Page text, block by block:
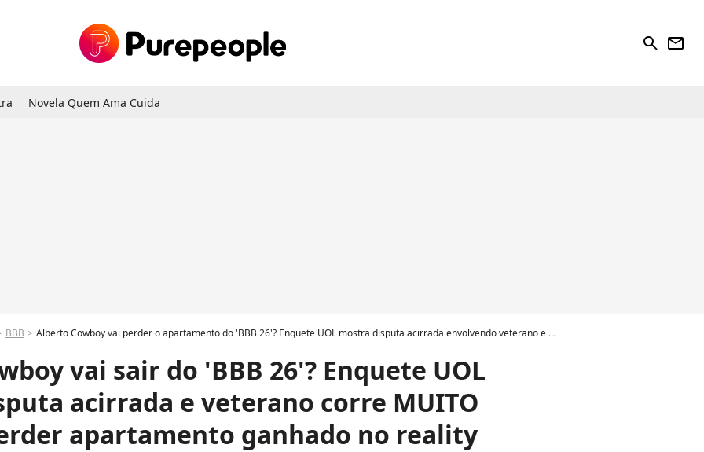
search newsletter
Novela Quem Ama Cuida
BBB Alberto Cowboy vai perder o apartamento do 'BBB 26'? Enquete UOL mostra disputa acirrada envolvendo veterano e porcentagens surpreendem
vai sair do 'BBB 26'? Enquete UOL
acirrada e veterano corre MUITO
apartamento ganhado no reality